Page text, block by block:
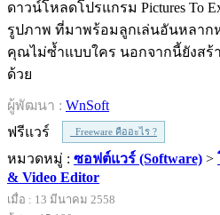
ดาวน์โหลดโปรแกรม Pictures To
รูปภาพ ที่มาพร้อมลูกเล่นอันหลาก
คุณไม่ซ้ำแบบใคร นอกจากนี้ยังสร้
ด้วย
ผู้พัฒนา : WnSoft
ฟรีแวร์
Freeware คืออะไร ?
หมวดหมู่ : ซอฟต์แวร์ (Software) >
& Video Editor
เมื่อ : 13 มีนาคม 2558